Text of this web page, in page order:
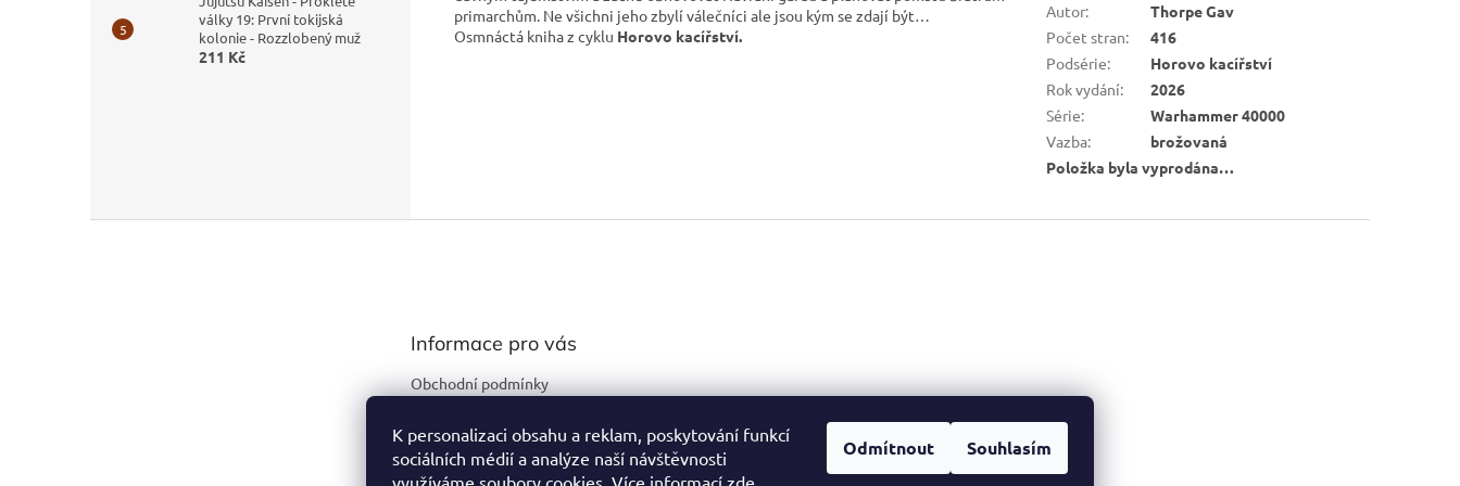
K personalizaci obsahu a reklam, poskytování funkcí
sociálních médií a analýze naší návštěvnosti
využíváme soubory cookies. Více informací zde
Odmítnout Souhlasím
války 19: První tokijská
kolonie - Rozzlobený muž
211 Kč
primarchům. Ne všichni jeho zbylí válečníci ale jsou kým se zdají být…
Osmnáctá kniha z cyklu Horovo kacířství.
Autor:
Thorpe Gav
Počet stran:
416
Podsérie:
Horovo kacířství
Rok vydání:
2026
Série:
Warhammer 40000
Vazba:
brožovaná
Položka byla vyprodána…
Informace pro vás
Obchodní podmínky
údajů
Kontakty